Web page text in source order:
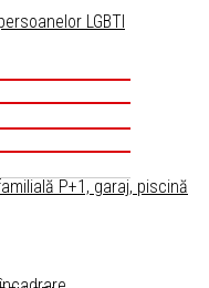
P+1, garaj, piscină
LGBTI